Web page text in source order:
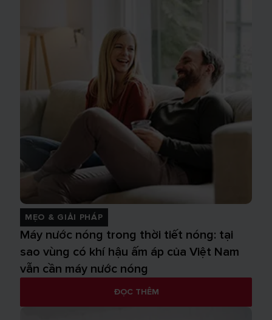
MẸO & GIẢI PHÁP
Máy nước nóng trong thời tiết nóng: tại
sao vùng có khí hậu ấm áp của Việt Nam
vẫn cần máy nước nóng
ĐỌC THÊM